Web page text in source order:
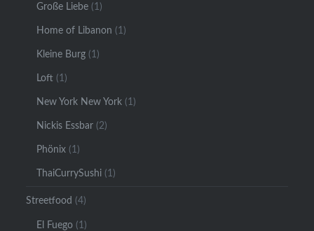
Große Liebe (1)
Home of Libanon (1)
Kleine Burg (1)
Loft (1)
New York New York (1)
Nickis Essbar (2)
Phönix (1)
ThaiCurrySushi (1)
Streetfood (4)
El Fuego (1)